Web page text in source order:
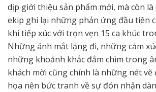
dịp giới thiệu sản phẩm mới, mà còn là
ekip ghi lại những phản ứng đầu tiên
khi tiếp xúc với trọn vẹn 15 ca khúc
Những ánh mắt lặng đi, những cảm
những khoảnh khắc đắm chìm trong
khách mời cũng chính là những nét vẽ
họa nên bức tranh về sự đón nhận